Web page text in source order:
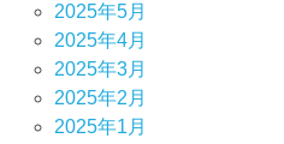
2025年5月
2025年4月
2025年3月
2025年2月
2025年1月